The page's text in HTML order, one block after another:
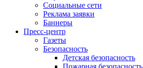
Социальные сети
Реклама заявки
Баннеры
Пресс-центр
Газеты
Безопасность
Детская безопасность